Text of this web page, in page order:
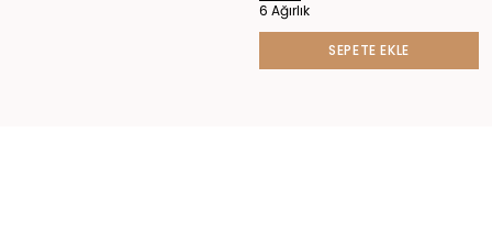
6 Ağırlık
SEPETE EKLE